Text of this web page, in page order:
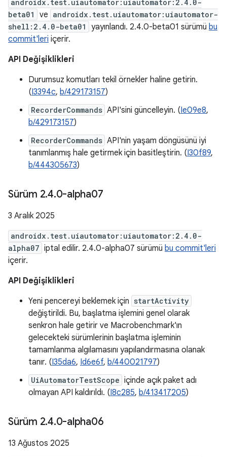
androidx.test.uiautomator:uiautomator:2.4.0-
beta01
ve androidx.test.uiautomator:uiautomator-
shell:2.4.0-beta01
yayınlandı. 2.4.0-beta01 sürümü bu
commit'leri içerir.
API Değişiklikleri
Durumsuz komutları tekil örnekler haline getirin.
(I3394c, b/429173157)
RecorderCommands API'sini güncelleyin. (Ie09e8,
b/429173157)
RecorderCommands API'nin yaşam döngüsünü iyi
tanımlanmış hale getirmek için basitleştirin. (I30f89,
b/444305673)
Sürüm 2.4.0-alpha07
3 Aralık 2025
androidx.test.uiautomator:uiautomator:2.4.0-
alpha07 iptal edilir. 2.4.0-alpha07 sürümü bu commit'leri
içerir.
API Değişiklikleri
Yeni pencereyi beklemek için startActivity
değiştirildi. Bu, başlatma işlemini genel olarak
senkron hale getirir ve Macrobenchmark'ın
gelecekteki sürümlerinin başlatma işleminin
tamamlanma algılamasını yapılandırmasına olanak
tanır. (I35da6, Id6e6f, b/440021797)
UiAutomatorTestScope içinde açık paket adı
olmayan API kaldırıldı. (I8c285, b/413417205)
Sürüm 2.4.0-alpha06
13 Ağustos 2025